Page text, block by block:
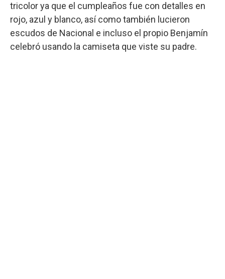
tricolor ya que el cumpleaños fue con detalles en
rojo, azul y blanco, así como también lucieron
escudos de Nacional e incluso el propio Benjamín
celebró usando la camiseta que viste su padre.